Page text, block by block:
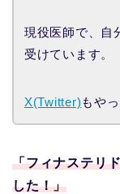
現役医師で、自
受けています。
X(Twitter)もや
「フィナステリ
した！」